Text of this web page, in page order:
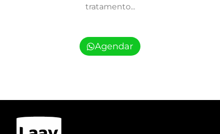
tratamento...
Agendar